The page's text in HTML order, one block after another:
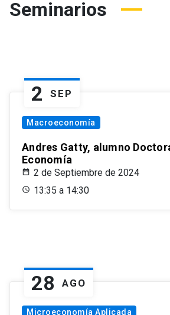
Seminarios
2 SEP
Macroeconomía
Andres Gatty, alumno
Economía
2 de Septiembre de 2024
13:35 a 14:30
28 AGO
Microeconomía Aplicada